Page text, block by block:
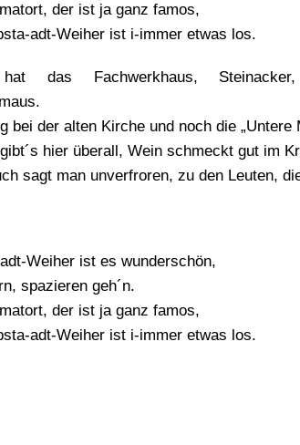
der ist ja ganz famos,
adt-Weiher ist i-immer etwas los.
das Fachwerkhaus,
bei der alten Kirche und noch die „Untere
hier überall, Wein schmeckt gut im
sagt man unverfroren, zu den Leuten,
Weiher ist es wunderschön,
spazieren geh´n.
der ist ja ganz famos,
adt-Weiher ist i-immer etwas los.